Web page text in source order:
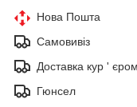
Нова Пошта
Самовивіз
Доставка кур '
Гюнсел